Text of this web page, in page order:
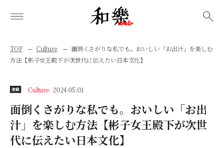
TOP Culture
面倒くさがりな私でも。おいしい「お出汁」を楽しむ
方法【彬子女王殿下が次世代に伝えたい日本文化】
連載 Culture 2024.05.01
面倒くさがりな私でも。おいしい「お出
汁」を楽しむ方法【彬子女王殿下が次世
代に伝えたい日本文化】